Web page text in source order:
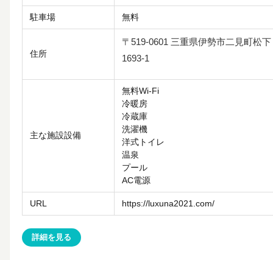
駐車場 無料
住所
〒519-0601 三重県伊勢市二見町松下
1693-1
主な施設設備
無料Wi-Fi
冷暖房
冷蔵庫
洗濯機
洋式トイレ
温泉
プール
AC電源
URL https://luxuna2021.com/
詳細を見る